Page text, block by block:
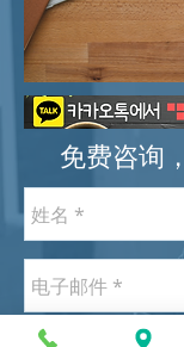
免费咨询